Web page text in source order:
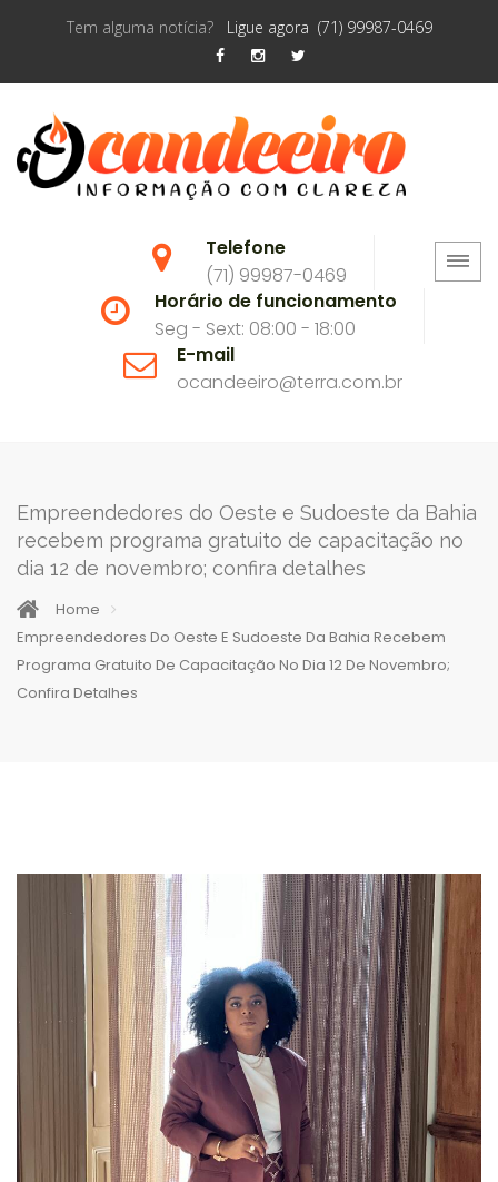
Tem alguma notícia? Ligue agora (71) 99987-0469
Telefone
(71) 99987-0469
Horário de funcionamento
Seg - Sext: 08:00 - 18:00
E-mail
ocandeeiro@terra.com.br
Empreendedores do Oeste e Sudoeste da Bahia
recebem programa gratuito de capacitação no
dia 12 de novembro; confira detalhes
Home
Empreendedores Do Oeste E Sudoeste Da Bahia Recebem
Programa Gratuito De Capacitação No Dia 12 De Novembro;
Confira Detalhes